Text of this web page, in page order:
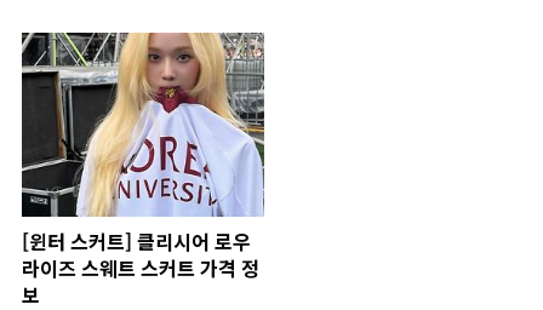
[윈터 스커트] 클리시어 로우
라이즈 스웨트 스커트 가격 정
보